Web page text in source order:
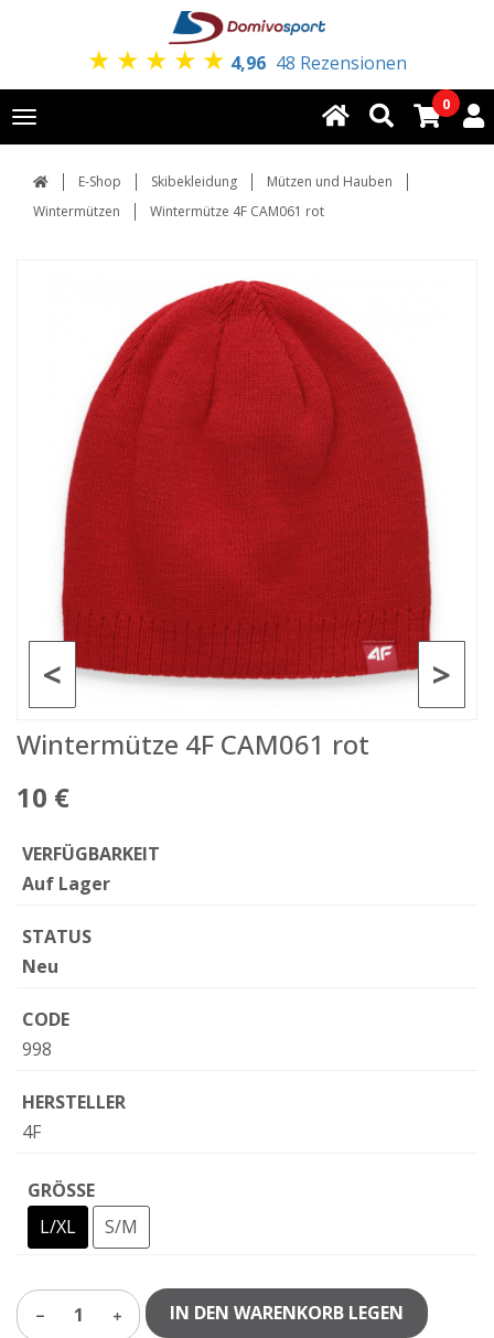
★ ★ ★ ★ ★ 4,96 48 Rezensionen
Toggle
navigation
0
E-Shop Skibekleidung
Mützen und Hauben
Wintermützen
Wintermütze 4F CAM061 rot
>
<
Wintermütze 4F CAM061 rot
10 €
VERFÜGBARKEIT
Auf Lager
STATUS
Neu
CODE
998
HERSTELLER
4F
GRÖSSE
L/XL
S/M
1 IN DEN WARENKORB LEGEN